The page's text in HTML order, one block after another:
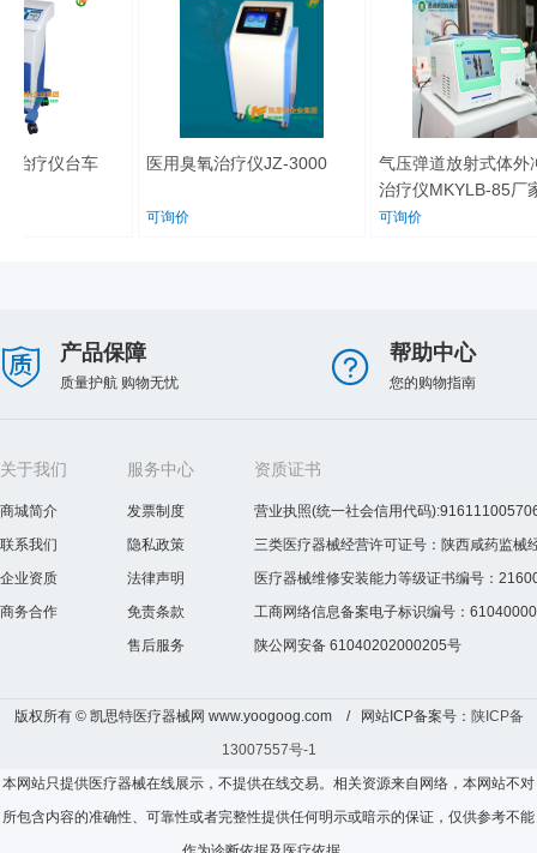
疗仪台车 医用臭氧治疗仪JZ-3000
可询价
气压弹道放射式体外
治疗仪MKYLB-85厂家
可询价
产品保障
质量护航 购物无忧
帮助中心
您的购物指南
关于我们
商城简介
联系我们
企业资质
商务合作
服务中心
发票制度
隐私政策
法律声明
免责条款
售后服务
资质证书
营业执照(统一社会信用代码
三类医疗器械经营许可证号：陕西咸药监械
医疗器械维修安装能力等级证书编号：
工商网络信息备案电子标识编号：
陕公网安备 61040202000205号
版权所有 © 凯思特医疗器械网 www.yoogoog.com / 网站ICP备案号： 陕ICP备
13007557号-1
本网站只提供医疗器械在线展示，不提供在线交易。相关资源来自网络，本网站不对
所包含内容的准确性、可靠性或者完整性提供任何明示或暗示的保证，仅供参考不能